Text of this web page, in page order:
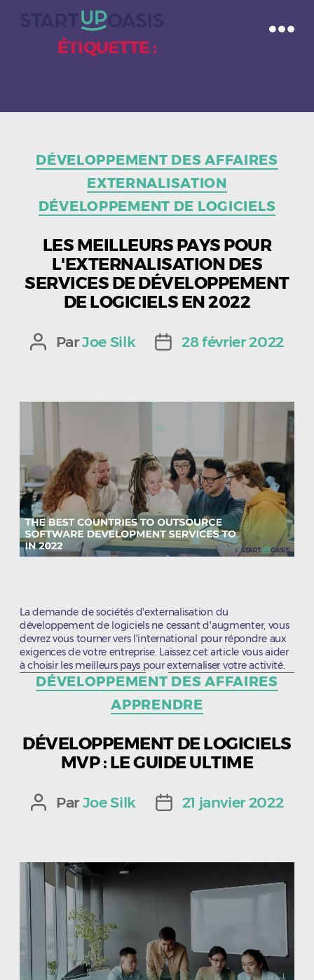
ÉTIQUETTE :
DÉVELOPPEMENT DES AFFAIRES
EXTERNALISATION
DÉVELOPPEMENT DE LOGICIELS
LES MEILLEURS PAYS POUR
L'EXTERNALISATION DES
SERVICES DE DÉVELOPPEMENT
DE LOGICIELS EN 2022
Auteur
ParJoe Silk
Date28 février 2022
La demande de sociétés d'externalisation du
développement de logiciels ne cessant d'augmenter, vous
devrez vous tourner vers l'international pour répondre aux
exigences de votre entreprise. Laissez cet article vous aider
à choisir les meilleurs pays pour externaliser votre activité.
Catégories
DÉVELOPPEMENT DES AFFAIRES
APPRENDRE
DÉVELOPPEMENT DE LOGICIELS
MVP : LE GUIDE ULTIME
Auteur
ParJoe Silk
Date21 janvier 2022